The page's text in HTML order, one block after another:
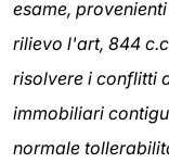
esame,
rilievo l'art, 844
risolvere i conflitti
immobiliari
normale